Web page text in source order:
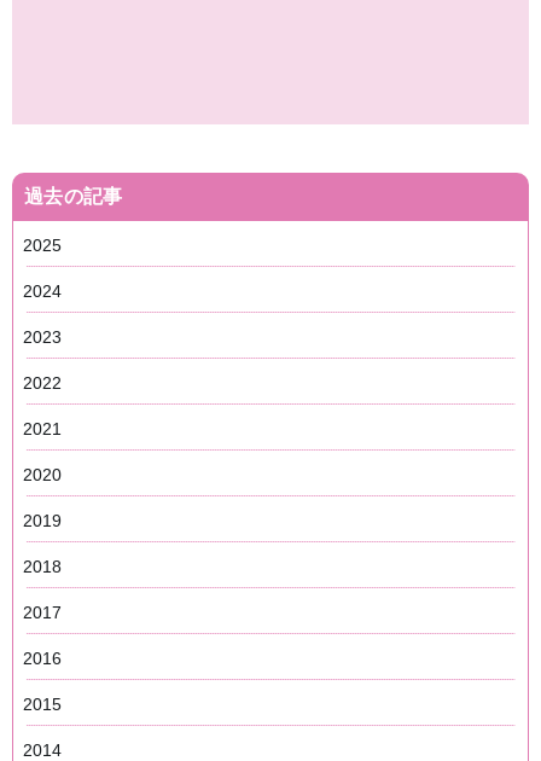
過去の記事
2025
2024
2023
2022
2021
2020
2019
2018
2017
2016
2015
2014